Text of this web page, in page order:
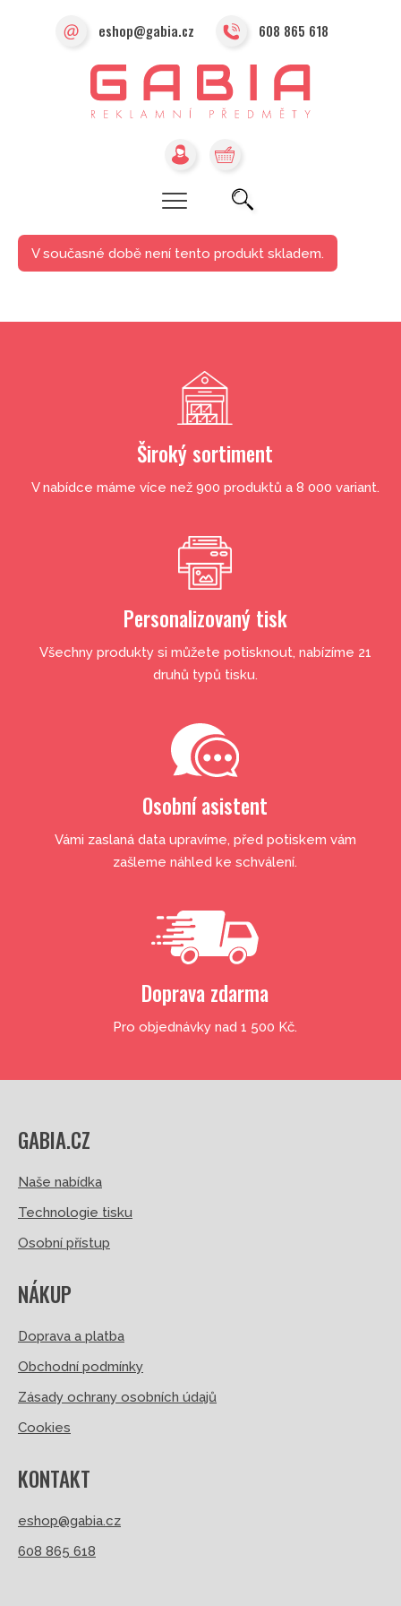
eshop@gabia.cz 608 865 618
V současné době není tento produkt skladem.
Široký sortiment
V nabídce máme více než 900 produktů a 8 000 variant.
Personalizovaný tisk
Všechny produkty si můžete potisknout, nabízíme 21
druhů typů tisku.
Osobní asistent
Vámi zaslaná data upravíme, před potiskem vám
zašleme náhled ke schválení.
Doprava zdarma
Pro objednávky nad 1 500 Kč.
GABIA.CZ
Naše nabídka
Technologie tisku
Osobní přístup
NÁKUP
Doprava a platba
Obchodní podmínky
Zásady ochrany osobních údajů
Cookies
KONTAKT
eshop@gabia.cz
608 865 618